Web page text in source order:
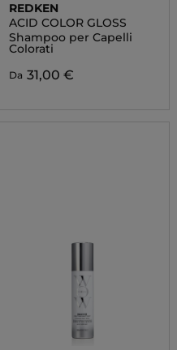
REDKEN
ACID COLOR GLOSS
Shampoo per Capelli
Colorati
Da 31,00 €